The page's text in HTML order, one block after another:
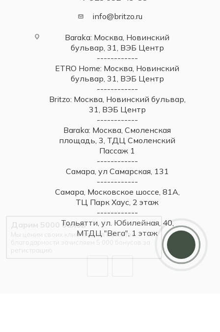
info@britzo.ru
Baraka: Москва, Новинский
бульвар, 31, ВЭБ Центр
------------
ETRO Home: Москва, Новинский
бульвар, 31, ВЭБ Центр
------------
Britzo: Москва, Новинский бульвар,
31, ВЭБ Центр
------------
Baraka: Москва, Смоленская
площадь, 3, ТДЦ Смоленский
Пассаж 1
------------
Самара, ул Самарская, 131
------------
Самара, Московское шоссе, 81А,
ТЦ Парк Хаус, 2 этаж
------------
Тольятти, ул. Юбилейная, 40,
МТДЦ "Вега", 1 этаж
Дарим 5000 балов
Мы ценим своих клиентов и в качестве